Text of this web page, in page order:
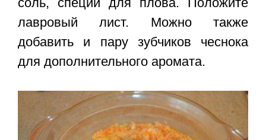
лавровый лист. Можно также
добавить и пару зубчиков чеснока
для дополнительного аромата.